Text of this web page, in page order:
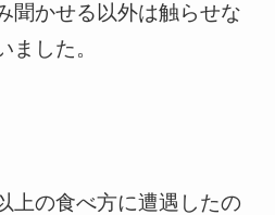
聞かせる以外は触らせな
ました。
上の食べ方に遭遇したの